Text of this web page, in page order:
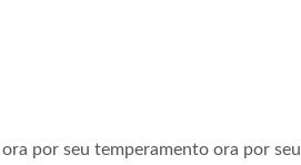
por seu temperamento ora por